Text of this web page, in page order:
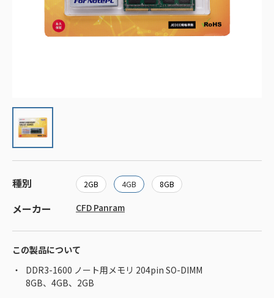
種別 2GB 4GB 8GB
メーカー CFD Panram
この製品について
DDR3-1600 ノート用メモリ 204pin SO-DIMM
8GB、4GB、2GB